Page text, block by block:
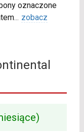
oznaczone
... zobacz